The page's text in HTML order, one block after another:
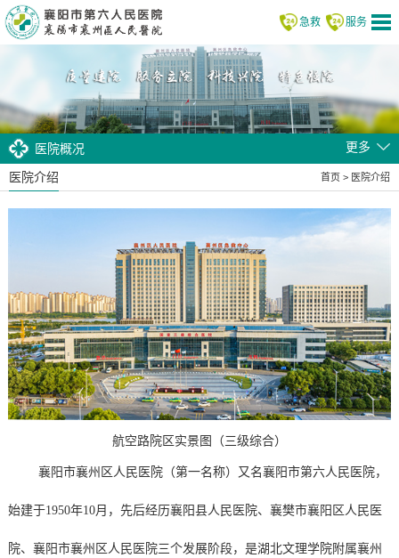
急救 服务
医院概况 更多
医院介绍 首页 > 医院介绍
航空路院区实景图（三级综合）
襄阳市襄州区人民医院（第一名称）又名襄阳市第六人民医院，
始建于1950年10月，先后经历襄阳县人民医院、襄樊市襄阳区人民医
院、襄阳市襄州区人民医院三个发展阶段，是湖北文理学院附属襄州